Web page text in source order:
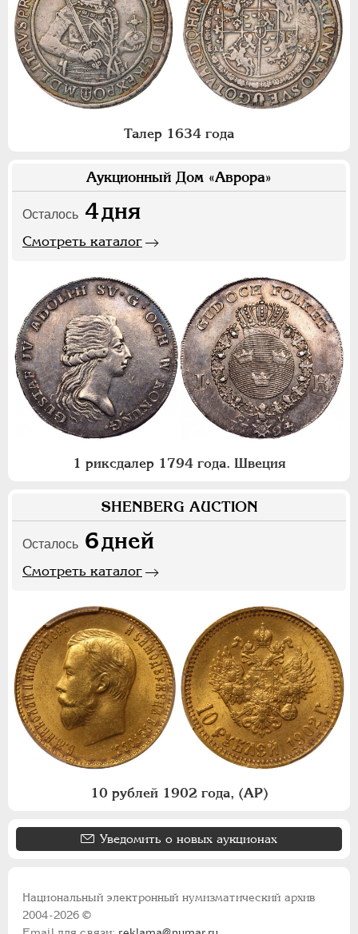
Талер 1634 года
Аукционный Дом «Аврора»
Осталось 4дня
Смотреть каталог
1 риксдалер 1794 года. Швеция
SHENBERG AUCTION
Осталось 6дней
Смотреть каталог
10 рублей 1902 года, (АР)
Уведомить о новых аукционах
Национальный электронный нумизматический архив
2004-2026 ©